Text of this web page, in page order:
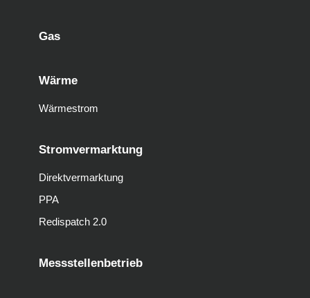
Gas
Wärme
Wärmestrom
Stromvermarktung
Direktvermarktung
PPA
Redispatch 2.0
Messstellenbetrieb